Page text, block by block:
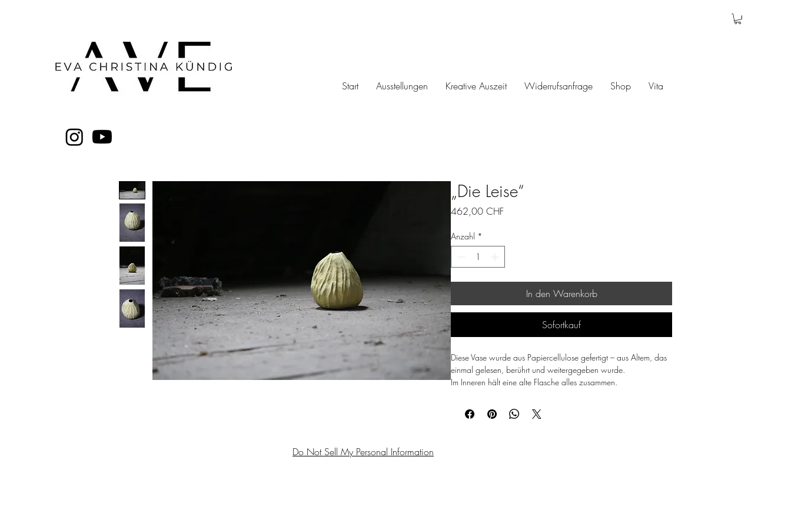
Start Ausstellungen Kreative Auszeit Widerrufsanfrage Shop Vita
„Die Leise“
462,00 CHFPreis
Anzahl *
In den Warenkorb
Sofortkauf
Diese Vase wurde aus Papiercellulose gefertigt – aus Altem, das
einmal gelesen, berührt und weitergegeben wurde.
Im Inneren hält eine alte Flasche alles zusammen.
Sie ist kein lautes Objekt.
Sie wartet. Auf einen Zweig, eine Blume oder einfach auf Stille.
Do Not Sell My Personal Information